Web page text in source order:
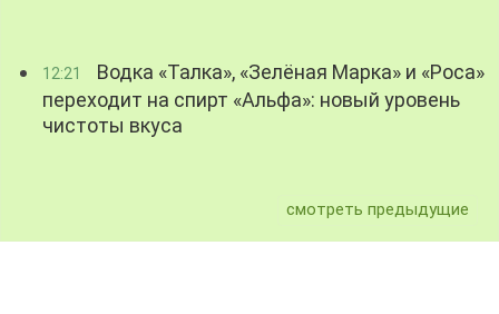
12:21
Водка «Талка», «Зелёная Марка» и «Роса»
переходит на спирт «Альфа»: новый уровень
чистоты вкуса
смотреть предыдущие